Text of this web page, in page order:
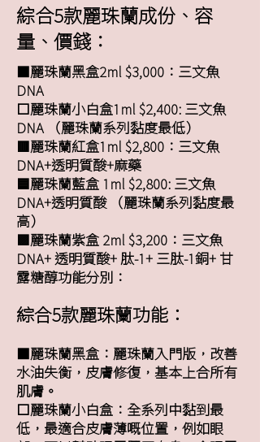
綜合5款麗珠蘭成份、容
量、價錢：
⬛️麗珠蘭黑盒2ml $3,000：三文魚
DNA
⬜️麗珠蘭小白盒1ml $2,400: 三文魚
DNA （麗珠蘭系列黏度最低）
🟥麗珠蘭紅盒1ml $2,800：三文魚
DNA+透明質酸+麻藥
🟦麗珠蘭藍盒 1ml $2,800: 三文魚
DNA+透明質酸 （麗珠蘭系列黏度最
高）
🟪麗珠蘭紫盒 2ml $3,200：三文魚
DNA+ 透明質酸+ 肽-1+ 三肽-1銅+ 甘
露糖醇功能分別：
綜合5款麗珠蘭功能：
⬛️麗珠蘭黑盒：麗珠蘭入門版，改善
水油失衡，皮膚修復，基本上合所有
肌膚。
⬜️麗珠蘭小白盒：全系列中黏到最
低，最適合皮膚薄嘅位置，例如眼